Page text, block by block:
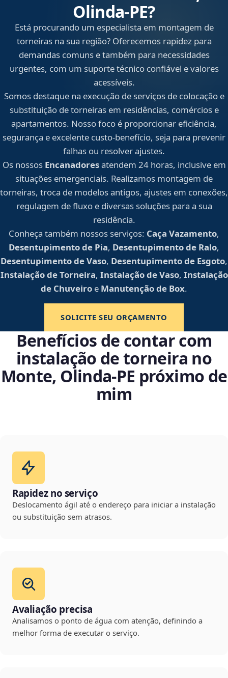
Olinda‑PE?
Está procurando um especialista em montagem de
torneiras na sua região? Oferecemos rapidez para
demandas comuns e também para necessidades
urgentes, com um suporte técnico confiável e valores
acessíveis.
Somos destaque na execução de serviços de colocação e
substituição de torneiras em residências, comércios e
apartamentos. Nosso foco é proporcionar eficiência,
segurança e excelente custo-benefício, seja para prevenir
falhas ou resolver ajustes.
Os nossos Encanadoresatendem 24 horas, inclusive em
situações emergenciais. Realizamos montagem de
torneiras, troca de modelos antigos, ajustes em conexões,
regulagem de fluxo e diversas soluções para a sua
residência.
Conheça também nossos serviços: Caça Vazamento,
Desentupimento de Pia, Desentupimento de Ralo,
Desentupimento de Vaso, Desentupimento de Esgoto,
Instalação de Torneira, Instalação de Vaso, Instalação
de Chuveiro e Manutenção de Box.
SOLICITE SEU ORÇAMENTO
Benefícios de contar com
instalação de torneira no
Monte, Olinda‑PE próximo de
mim
Rapidez no serviço
Deslocamento ágil até o endereço para iniciar a instalação
ou substituição sem atrasos.
Avaliação precisa
Analisamos o ponto de água com atenção, definindo a
melhor forma de executar o serviço.